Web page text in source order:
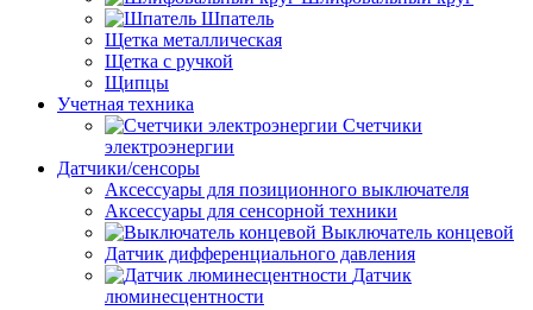
Шпатель
Щетка металлическая
Щетка с ручкой
Щипцы
Учетная техника
Счетчики
электроэнергии
Датчики/сенсоры
Аксессуары для позиционного выключателя
Аксессуары для сенсорной техники
Выключатель концевой
Датчик дифференциального давления
Датчик
люминесцентности